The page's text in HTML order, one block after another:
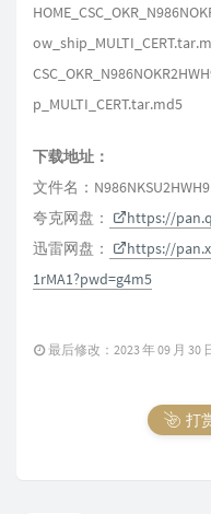
p_MULTI_CERT.tar.md5
下载地址：
文件名：
夸克网盘：
https://
迅雷网盘：
https://
1rMA1?pwd=g4m5
最后修改：2023 年 09 月 30
打